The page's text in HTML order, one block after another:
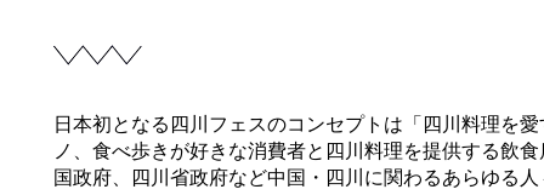
日本初となる四川フェスのコンセプトは「四川料理を
ノ、食べ歩きが好きな消費者と四川料理を提供する飲
国政府、四川省政府など中国・四川に関わるあらゆる